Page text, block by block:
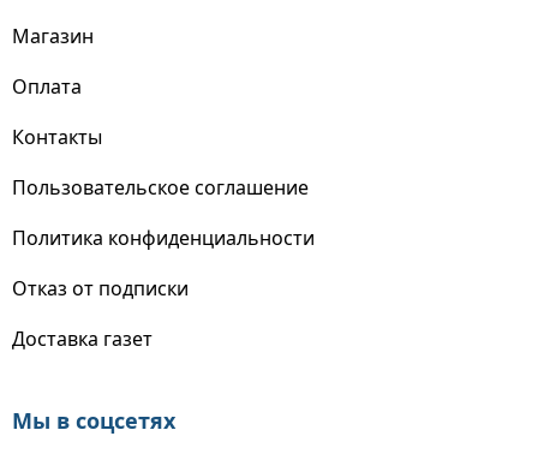
Магазин
Оплата
Контакты
Пользовательское соглашение
Политика конфиденциальности
Отказ от подписки
Доставка газет
Мы в соцсетях